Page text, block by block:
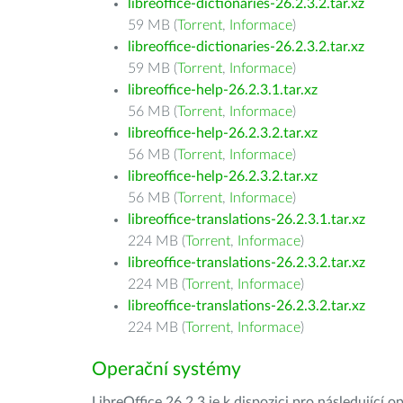
libreoffice-dictionaries-26.2.3.2.tar.xz
59 MB (Torrent, Informace)
libreoffice-dictionaries-26.2.3.2.tar.xz
59 MB (Torrent, Informace)
libreoffice-help-26.2.3.1.tar.xz
56 MB (Torrent, Informace)
libreoffice-help-26.2.3.2.tar.xz
56 MB (Torrent, Informace)
libreoffice-help-26.2.3.2.tar.xz
56 MB (Torrent, Informace)
libreoffice-translations-26.2.3.1.tar.xz
224 MB (Torrent, Informace)
libreoffice-translations-26.2.3.2.tar.xz
224 MB (Torrent, Informace)
libreoffice-translations-26.2.3.2.tar.xz
224 MB (Torrent, Informace)
Operační systémy